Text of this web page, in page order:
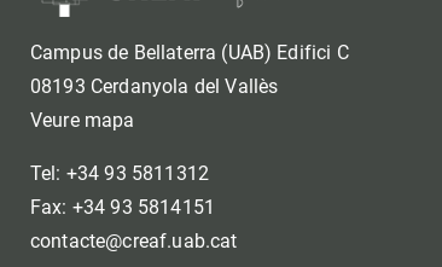
Campus de Bellaterra (UAB) Edifici C
08193 Cerdanyola del Vallès
Veure mapa
Tel: +34 93 5811312
Fax: +34 93 5814151
contacte@creaf.uab.cat